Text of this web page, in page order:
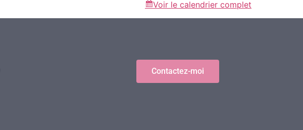
Voir le calendrier complet
Contactez-moi